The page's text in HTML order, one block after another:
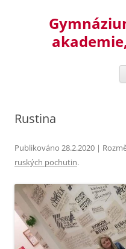
Rustina
Publikováno 28.2.2020 |
ruských pochutin.